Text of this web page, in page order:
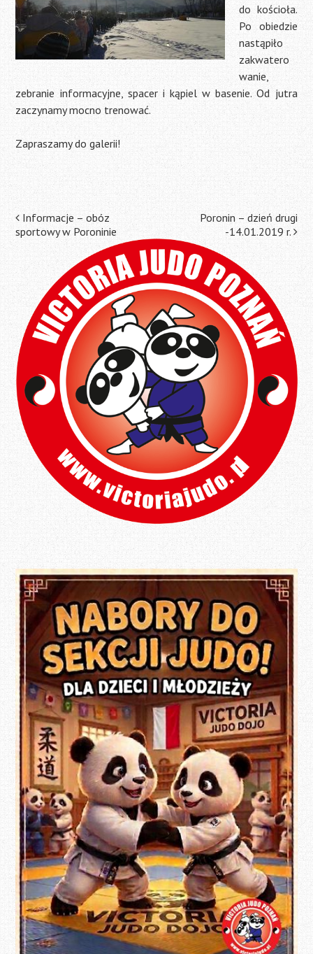
do kościoła.
Po obiedzie
nastąpiło
zakwatero
wanie,
zebranie informacyjne, spacer i kąpiel w basenie. Od jutra
zaczynamy mocno trenować.
Zapraszamy do galerii!
Post
navigation
Informacje – obóz
sportowy w Poroninie
Poronin – dzień drugi
-14.01.2019 r.